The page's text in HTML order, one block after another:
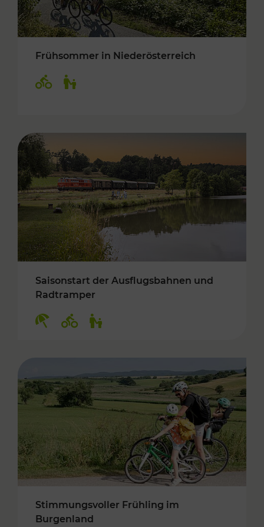
Frühsommer in Niederösterreich
Saisonstart der Ausflugsbahnen und
Radtramper
Stimmungsvoller Frühling im
Burgenland